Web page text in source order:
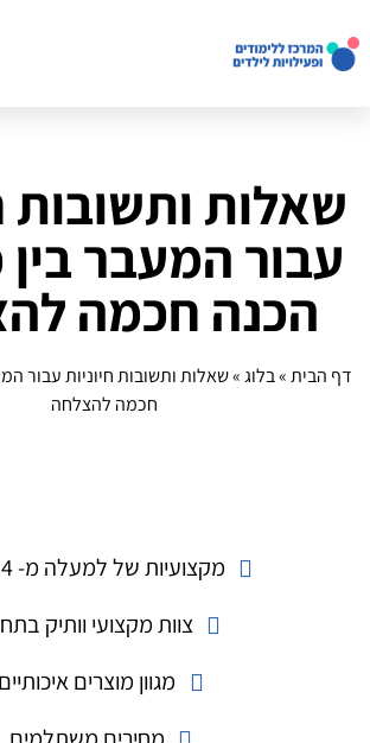
שאלות ותשובות
עבור המעבר בין
הכנה חכמה
דף הבית»בלוג»שאלות ותשובות חיוניות עבור
חכמה להצלחה
מקצועיות של למעלה מ- 14 שנה
צוות מקצועי וותיק
מגוון מוצרים איכותיים